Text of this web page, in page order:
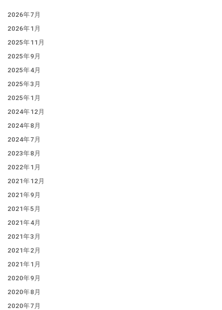
2026年7月
2026年1月
2025年11月
2025年9月
2025年4月
2025年3月
2025年1月
2024年12月
2024年8月
2024年7月
2023年8月
2022年1月
2021年12月
2021年9月
2021年5月
2021年4月
2021年3月
2021年2月
2021年1月
2020年9月
2020年8月
2020年7月